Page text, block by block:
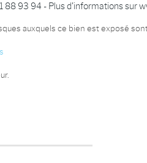
88 93 94 - Plus d'informations sur
auxquels ce bien est exposé